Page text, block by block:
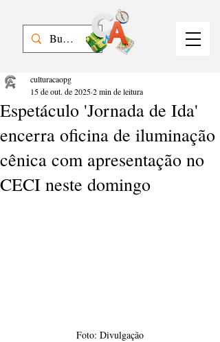
Espetáculo 'Jornada de Ida'
encerra oficina de iluminação
cênica com apresentação no
CECI neste domingo
culturacaopg
15 de out. de 20252 min de leitura
Foto: Divulgação